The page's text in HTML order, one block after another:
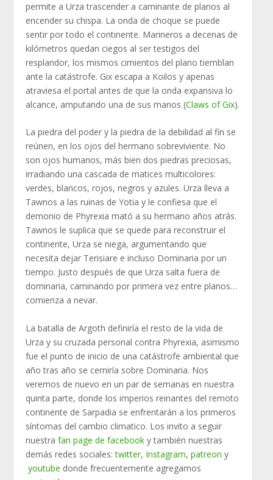
permite a Urza trascender a caminante de planos al
encender su chispa. La onda de choque se puede
sentir por todo el continente. Marineros a decenas de
kilómetros quedan ciegos al ser testigos del
resplandor, los mismos cimientos del plano tiemblan
ante la catástrofe. Gix escapa a Koilos y apenas
atraviesa el portal antes de que la onda expansiva lo
alcance, amputando una de sus manos (Claws of Gix).
La piedra del poder y la piedra de la debilidad al fin se
reúnen, en los ojos del hermano sobreviviente. No
son ojos humanos, más bien dos piedras preciosas,
irradiando una cascada de matices multicolores:
verdes, blancos, rojos, negros y azules. Urza lleva a
Tawnos a las ruinas de Yotia y le confiesa que el
demonio de Phyrexia mató a su hermano años atrás.
Tawnos le suplica que se quede para reconstruir el
continente, Urza se niega, argumentando que
necesita dejar Terisiare e incluso Dominaria por un
tiempo. Justo después de que Urza salta fuera de
dominaria, caminando por primera vez entre planos…
comienza a nevar.
La batalla de Argoth definiría el resto de la vida de
Urza y su cruzada personal contra Phyrexia, asimismo
fue el punto de inicio de una catástrofe ambiental que
año tras año se cerniría sobre Dominaria. Nos
veremos de nuevo en un par de semanas en nuestra
quinta parte, donde los imperios reinantes del remoto
continente de Sarpadia se enfrentarán a los primeros
síntomas del cambio climatico. Los invito a seguir
nuestrafan page de facebook y también nuestras
demás redes sociales:twitter, Instagram,patreon y
youtube donde frecuentemente agregamos